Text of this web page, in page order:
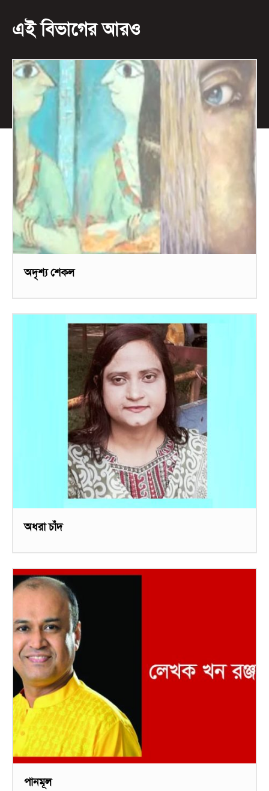
এই বিভাগের আরও
অদৃশ্য শেকল
অধরা চাঁদ
পানমূল